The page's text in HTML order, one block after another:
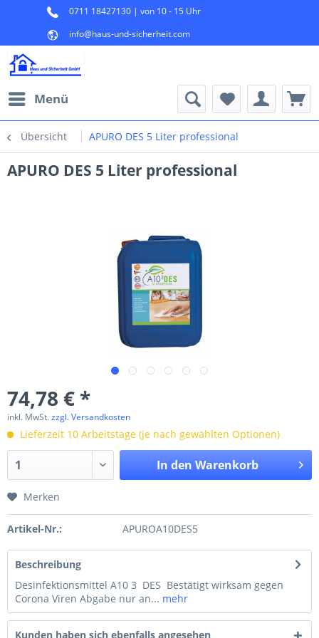
0711 18427130 | von 10 - 15 Uhr
info@haus-und-sicherheit.com
Menü
Übersicht APURO DES 5 Liter professional
APURO DES 5 Liter professional
74,78 € *
inkl. MwSt.zzgl. Versandkosten
Lieferzeit 10 Arbeitstage (je nach gewählten Optionen)
In den Warenkorb
Merken
Artikel-Nr.: APUROA10DES5
Beschreibung
Desinfektionsmittel A10 3 DES Bestätigt wirksam gegen
Corona Viren Abgabe nur an... mehr
Kunden haben sich ebenfalls angesehen